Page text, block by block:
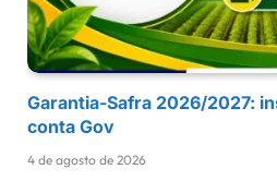
Garantia-Safra 2026/2027:
conta Gov
4 de agosto de 2026